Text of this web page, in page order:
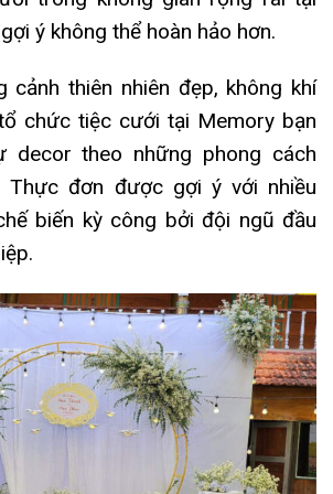
ý không thể hoàn hảo hơn.
cảnh thiên nhiên đẹp, không khí
chức tiệc cưới tại Memory bạn
decor theo những phong cách
Thực đơn được gợi ý với nhiều
biến kỳ công bởi đội ngũ đầu